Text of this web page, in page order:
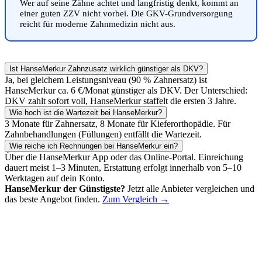
Wer auf seine Zähne achtet und langfristig denkt, kommt an
einer guten ZZV nicht vorbei. Die GKV-Grundversorgung
reicht für moderne Zahnmedizin nicht aus.
Ist HanseMerkur Zahnzusatz wirklich günstiger als DKV?
Ja, bei gleichem Leistungsniveau (90 % Zahnersatz) ist
HanseMerkur ca. 6 €/Monat günstiger als DKV. Der Unterschied:
DKV zahlt sofort voll, HanseMerkur staffelt die ersten 3 Jahre.
Wie hoch ist die Wartezeit bei HanseMerkur?
3 Monate für Zahnersatz, 8 Monate für Kieferorthopädie. Für
Zahnbehandlungen (Füllungen) entfällt die Wartezeit.
Wie reiche ich Rechnungen bei HanseMerkur ein?
Über die HanseMerkur App oder das Online-Portal. Einreichung
dauert meist 1–3 Minuten, Erstattung erfolgt innerhalb von 5–10
Werktagen auf dein Konto.
HanseMerkur der Günstigste? Jetzt alle Anbieter vergleichen und
das beste Angebot finden. Zum Vergleich →